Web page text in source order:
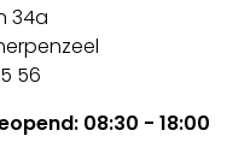
34a
56
08:30 - 18:00